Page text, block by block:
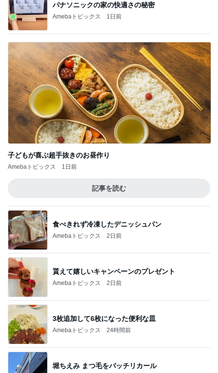
パナソニックの家の快適さの秘密
Amebaトピックス 1日前
子どもが喜ぶ超手抜きのお昼作り
Amebaトピックス 1日前
記事を読む
食べきれず冷凍したデニッシュパン
Amebaトピックス 2日前
貰えて嬉しいキャンペーンのプレゼント
Amebaトピックス 2日前
3枚追加して6枚になった便利な皿
Amebaトピックス 24時間前
堀ちえみ まつ毛をバッチリカール